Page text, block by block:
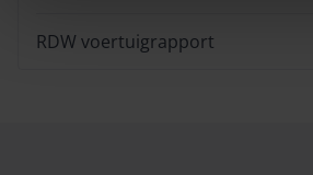
RDW voertuigrapport